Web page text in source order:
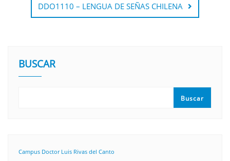
DDO1110 – LENGUA DE SEÑAS CHILENA
BUSCAR
Buscar
Campus Doctor Luis Rivas del Canto